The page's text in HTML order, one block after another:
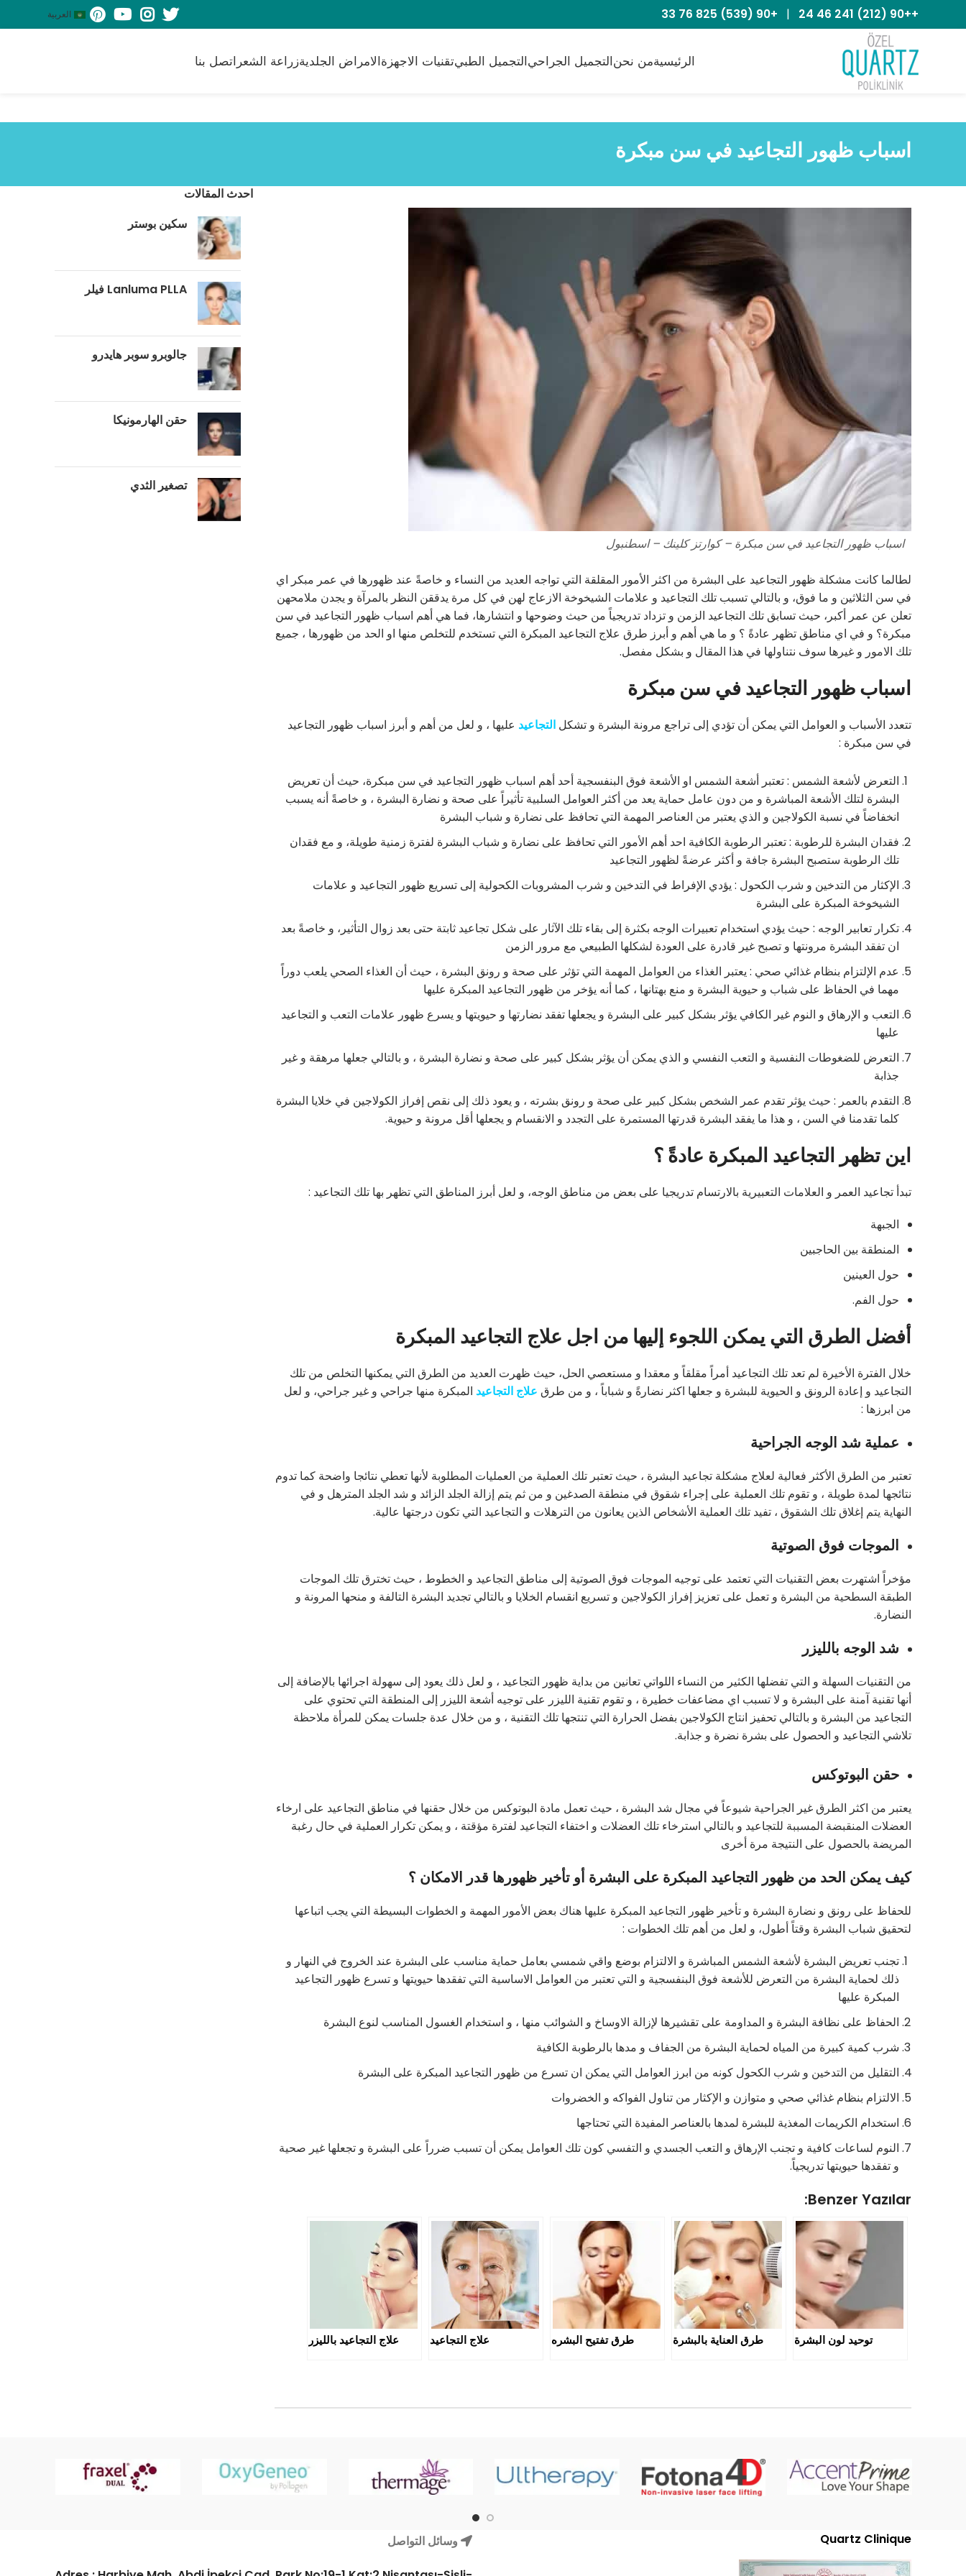
++90 (212) 241 46 24
|
+90 (539) 825 76 33 العربية
الرئيسيةمن نحنالتجميل الجراحيالتجميل الطبيتقنيات الاجهزةالامراض الجلديةزراعة الشعر اتصل بنا
اسباب ظهور التجاعيد في سن مبكرة
اسباب ظهور التجاعيد في سن مبكرة – كوارتز كلينك – اسطنبول
لطالما كانت مشكلة ظهور التجاعيد على البشرة من اكثر الأمور المقلقة التي تواجه العديد من النساء و خاصةً عند ظهورها في عمر مبكر اي
في سن الثلاثين و ما فوق، و بالتالي تسبب تلك التجاعيد و علامات الشيخوخة الازعاج لهن في كل مرة يدققن النظر بالمرآة و يجدن ملامحهن
تعلن عن عمر أكبر، حيث تسابق تلك التجاعيد الزمن و تزداد تدريجياً من حيث وضوحها و انتشارها، فما هي أهم اسباب ظهور التجاعيد في سن
مبكرة؟ و في اي مناطق تظهر عادةً ؟ و ما هي أهم و أبرز طرق علاج التجاعيد المبكرة التي تستخدم للتخلص منها او الحد من ظهورها ، جميع
تلك الامور و غيرها سوف نتناولها في هذا المقال و بشكل مفصل.
اسباب ظهور التجاعيد في سن مبكرة
تتعدد الأسباب و العوامل التي يمكن أن تؤدي إلى تراجع مرونة البشرة و تشكل التجاعيد عليها ، و لعل من أهم و أبرز اسباب ظهور التجاعيد
في سن مبكرة :
التعرض لأشعة الشمس : تعتبر أشعة الشمس او الأشعة فوق البنفسجية أحد أهم اسباب ظهور التجاعيد في سن مبكرة، حيث أن تعريض
البشرة لتلك الأشعة المباشرة و من دون عامل حماية يعد من أكثر العوامل السلبية تأثيراً على صحة و نضارة البشرة ، و خاصةً أنه يسبب
انخفاضاً في نسبة الكولاجين و الذي يعتبر من العناصر المهمة التي تحافظ على نضارة و شباب البشرة
فقدان البشرة للرطوبة : تعتبر الرطوبة الكافية احد أهم الأمور التي تحافظ على نضارة و شباب البشرة لفترة زمنية طويلة، و مع فقدان
تلك الرطوبة ستصبح البشرة جافة و أكثر عرضةً لظهور التجاعيد
الإكثار من التدخين و شرب الكحول : يؤدي الإفراط في التدخين و شرب المشروبات الكحولية إلى تسريع ظهور التجاعيد و علامات
الشيخوخة المبكرة على البشرة
تكرار تعابير الوجه : حيث يؤدي استخدام تعبيرات الوجه بكثرة إلى بقاء تلك الآثار على شكل تجاعيد ثابتة حتى بعد زوال التأثير، و خاصةً بعد
ان تفقد البشرة مرونتها و تصبح غير قادرة على العودة لشكلها الطبيعي مع مرور الزمن
عدم الإلتزام بنظام غذائي صحي : يعتبر الغذاء من العوامل المهمة التي تؤثر على صحة و رونق البشرة ، حيث أن الغذاء الصحي يلعب دوراً
مهما في الحفاظ على شباب و حيوية البشرة و منع بهتانها ، كما أنه يؤخر من ظهور التجاعيد المبكرة عليها
التعب و الإرهاق و النوم غير الكافي يؤثر بشكل كبير على البشرة و يجعلها تفقد نضارتها و حيويتها و يسرع ظهور علامات التعب و التجاعيد
عليها
التعرض للضغوطات النفسية و التعب النفسي و الذي يمكن أن يؤثر بشكل كبير على صحة و نضارة البشرة ، و بالتالي جعلها مرهقة و غير
جذابة
التقدم بالعمر : حيث يؤثر تقدم عمر الشخص بشكل كبير على صحة و رونق بشرته ، و يعود ذلك إلى نقص إفراز الكولاجين في خلايا البشرة
كلما تقدمنا في السن ، و هذا ما يفقد البشرة قدرتها المستمرة على التجدد و الانقسام و يجعلها أقل مرونة و حيوية.
اين تظهر التجاعيد المبكرة عادةً ؟
تبدأ تجاعيد العمر و العلامات التعبيرية بالارتسام تدريجيا على بعض من مناطق الوجه، و لعل أبرز المناطق التي تظهر بها تلك التجاعيد :
الجبهة
المنطقة بين الحاجبين
حول العينين
حول الفم.
أفضل الطرق التي يمكن اللجوء إليها من اجل علاج التجاعيد المبكرة
خلال الفترة الأخيرة لم تعد تلك التجاعيد أمراً مقلقاً و معقدا و مستعصي الحل، حيث ظهرت العديد من الطرق التي يمكنها التخلص من تلك
التجاعيد و إعادة الرونق و الحيوية للبشرة و جعلها اكثر نضارةً و شباباً ، و من طرق علاج التجاعيد المبكرة منها جراحي و غير جراحي، و لعل
من ابرزها :
عملية شد الوجه الجراحية
تعتبر من الطرق الأكثر فعالية لعلاج مشكلة تجاعيد البشرة ، حيث تعتبر تلك العملية من العمليات المطلوبة لأنها تعطي نتائجا واضحة كما تدوم
نتائجها لمدة طويلة ، و تقوم تلك العملية على إجراء شقوق في منطقة الصدغين و من ثم يتم إزالة الجلد الزائد و شد الجلد المترهل و في
النهاية يتم إغلاق تلك الشقوق ، تفيد تلك العملية الأشخاص الذين يعانون من الترهلات و التجاعيد التي تكون درجتها عالية.
الموجات فوق الصوتية
مؤخراً اشتهرت بعض التقنيات التي تعتمد على توجيه الموجات فوق الصوتية إلى مناطق التجاعيد و الخطوط ، حيث تخترق تلك الموجات
الطبقة السطحية من البشرة و تعمل على تعزيز إفراز الكولاجين و تسريع انقسام الخلايا و بالتالي تجديد البشرة التالفة و منحها المرونة و
النضارة.
شد الوجه بالليزر
من التقنيات السهلة و التي تفضلها الكثير من النساء اللواتي تعانين من بداية ظهور التجاعيد ، و لعل ذلك يعود إلى سهولة اجرائها بالإضافة إلى
أنها تقنية آمنة على البشرة و لا تسبب اي مضاعفات خطيرة ، و تقوم تقنية الليزر على توجيه أشعة الليزر إلى المنطقة التي تحتوي على
التجاعيد من البشرة و بالتالي تحفيز انتاج الكولاجين بفضل الحرارة التي تنتجها تلك التقنية ، و من خلال عدة جلسات يمكن للمرأة ملاحظة
تلاشي التجاعيد و الحصول على بشرة نضرة و جذابة.
حقن البوتوكس
يعتبر من اكثر الطرق غير الجراحية شيوعاً في مجال شد البشرة ، حيث تعمل مادة البوتوكس من خلال حقنها في مناطق التجاعيد على ارخاء
العضلات المنقبضة المسببة للتجاعيد و بالتالي استرخاء تلك العضلات و اختفاء التجاعيد لفترة مؤقتة ، و يمكن تكرار العملية في حال رغبة
المريضة بالحصول على النتيجة مرة أخرى
كيف يمكن الحد من ظهور التجاعيد المبكرة على البشرة أو تأخير ظهورها قدر الامكان ؟
للحفاظ على رونق و نضارة البشرة و تأخير ظهور التجاعيد المبكرة عليها هناك بعض الأمور المهمة و الخطوات البسيطة التي يجب اتباعها
لتحقيق شباب البشرة وقتاً أطول، و لعل من أهم تلك الخطوات :
تجنب تعريض البشرة لأشعة الشمس المباشرة و الالتزام بوضع واقي شمسي بعامل حماية مناسب على البشرة عند الخروج في النهار و
ذلك لحماية البشرة من التعرض للأشعة فوق البنفسجية و التي تعتبر من العوامل الاساسية التي تفقدها حيويتها و تسرع ظهور التجاعيد
المبكرة عليها
الحفاظ على نظافة البشرة و المداومة على تقشيرها لإزالة الاوساخ و الشوائب منها ، و استخدام الغسول المناسب لنوع البشرة
شرب كمية كبيرة من المياه لحماية البشرة من الجفاف و مدها بالرطوبة الكافية
التقليل من التدخين و شرب الكحول كونه من ابرز العوامل التي يمكن ان تسرع من ظهور التجاعيد المبكرة على البشرة
الالتزام بنظام غذائي صحي و متوازن و الإكثار من تناول الفواكه و الخضروات
استخدام الكريمات المغذية للبشرة لمدها بالعناصر المفيدة التي تحتاجها
النوم لساعات كافية و تجنب الإرهاق و التعب الجسدي و التفسي كون تلك العوامل يمكن أن تسبب ضرراً على البشرة و تجعلها غير صحية
و تفقدها حيويتها تدريجياً.
Benzer Yazılar:
توحيد لون البشرة طرق العناية بالبشرة طرق تفتيح البشره علاج التجاعيد علاج التجاعيد بالليزر
احدث المقالات
سكين بوستر
‎Lanluma PLLA فيلر
جالوبرو سوبر هايدرو
حقن الهارمونيكا
تصغير الثدي
Quartz Clinique وسائل التواصل